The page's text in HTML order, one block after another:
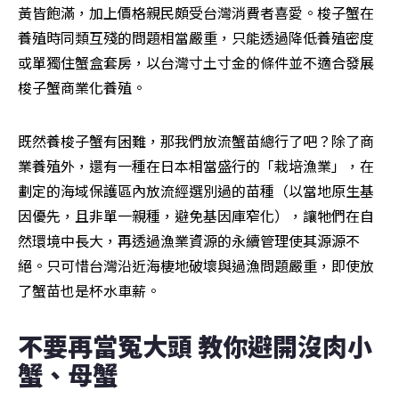
黃皆飽滿，加上價格親民頗受台灣消費者喜愛。梭子蟹在
養殖時同類互殘的問題相當嚴重，只能透過降低養殖密度
或單獨住蟹盒套房，以台灣寸土寸金的條件並不適合發展
梭子蟹商業化養殖。
既然養梭子蟹有困難，那我們放流蟹苗總行了吧？除了商
業養殖外，還有一種在日本相當盛行的「栽培漁業」，在
劃定的海域保護區內放流經選別過的苗種（以當地原生基
因優先，且非單一親種，避免基因庫窄化），讓牠們在自
然環境中長大，再透過漁業資源的永續管理使其源源不
絕。只可惜台灣沿近海棲地破壞與過漁問題嚴重，即使放
了蟹苗也是杯水車薪。
不要再當冤大頭 教你避開沒肉小
蟹、母蟹